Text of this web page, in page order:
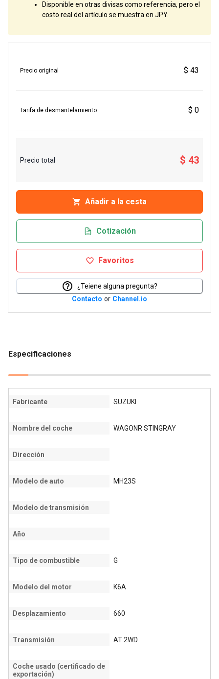
Disponible en otras divisas como referencia, pero el
costo real del artículo se muestra en JPY.
Precio original $ 43
Tarifa de desmantelamiento $ 0
Precio total $ 43
Añadir a la cesta
Cotización
Favoritos
¿Teiene alguna pregunta?
Contacto or Channel.io
Especificaciones
Fabricante SUZUKI
Nombre del coche WAGONR STINGRAY
Dirección
Modelo de auto MH23S
Modelo de transmisión
Año
Tipo de combustible G
Modelo del motor K6A
Desplazamiento 660
Transmisión AT 2WD
Coche usado (certificado de
exportación)